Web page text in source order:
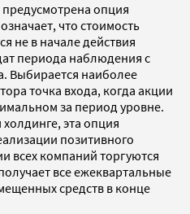
опция
что стоимость
не в начале действия
периода наблюдения с
Выбирается наиболее
точка входа, когда акции
за период уровне.
эта опция
позитивного
всех компаний торгуются
все ежеквартальные
средств в конце